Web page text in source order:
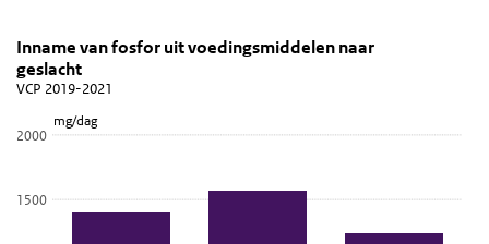
Consumptie naar geslacht
Sla de grafiek 'Inname van fosfor uit voedingsmiddelen naar
Inname van fosfor uit voedingsmiddelen naar
Staaf grafiek met 3 staven.
Bekijk als data tabel.
De grafiek heeft 1 Y-as die mg/dag weergeeft.
mg/dag
Inname van fosfor uit voedingsmiddelen naar
geslacht
VCP 2019-2021
1500
2000